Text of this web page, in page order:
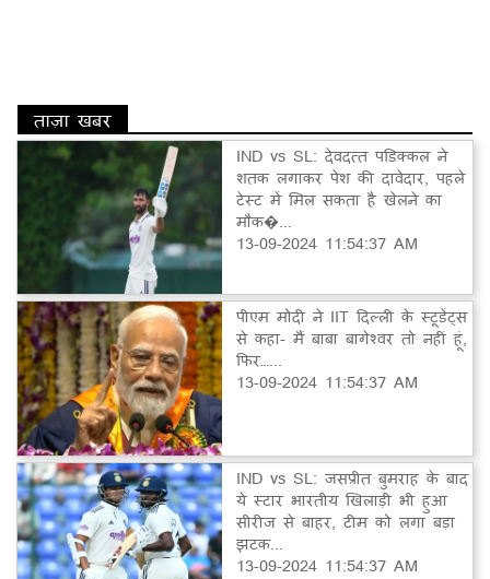
ताज़ा खबर
IND vs SL: देवदत्त पडिक्कल ने
शतक लगाकर पेश की दावेदार, पहले
टेस्ट में मिल सकता है खेलने का
मौक�...
13-09-2024 11:54:37 AM
पीएम मोदी ने IIT दिल्ली के स्टूडेंट्स
से कहा- मैं बाबा बागेश्वर तो नहीं हूं,
फिर…...
13-09-2024 11:54:37 AM
IND vs SL: जसप्रीत बुमराह के बाद
ये स्टार भारतीय खिलाड़ी भी हुआ
सीरीज से बाहर, टीम को लगा बड़ा
झटक...
13-09-2024 11:54:37 AM